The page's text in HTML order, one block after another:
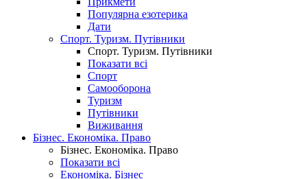
Популярна езотерика
Дати
Спорт. Туризм. Путівники
Спорт. Туризм. Путівники
Показати всі
Спорт
Самооборона
Туризм
Путівники
Виживання
Бізнес. Економіка. Право
Бізнес. Економіка. Право
Показати всі
Економіка. Бізнес